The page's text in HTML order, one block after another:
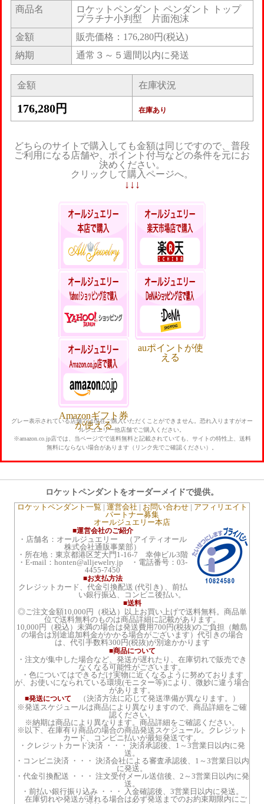
商品名
ロケットペンダント ペンダント トップ
プラチナ小判型 片面泡沫
金額
販売価格：176,280円(税込)
納期
通常３～５週間以内に発送
金額 在庫状況
176,280円 在庫あり
どちらのサイトで購入しても金額は同じですので、普段
ご利用になる店舗や、ポイント付与などの条件を元にお
決めください。
クリックして購入ページへ。
↓↓↓
本店ポイントい
つでも5%還元
楽天ポイントが
貯まる・使える
Yahoo!ポイント
が貯まる・使え
る
auポイントが使
える
Amazonギフト券
が使える
グレー表示されている店舗では現在ご購入いただくことができません。恐れ入りますがオー
ルジュエリー他店舗でご購入ください。
※amazon.co.jp店では、当ページでで送料無料と記載されていても、サイトの特性上、送料
無料にならない場合があります（リンク先でご確認ください）。
ロケットペンダントをオーダーメイドで提供。
ロケットペンダント一覧 | 運営会社 | お問い合わせ| アフィリエイト
パートナー募集
オールジュエリー本店
■運営会社のご紹介
・店舗名：オールジュエリー （アイティオール
株式会社通販事業部）
・所在地：東京都港区芝大門1-16-7 幸伸ビル3階
・E-mail：honten@alljewelry.jp ・電話番号：03-
4455-7450
■お支払方法
クレジットカード、代金引換配送 (代引き) 、前払
い銀行振込、コンビニ後払い。
■送料
◎ご注文金額10,000円（税込）以上お買い上げで送料無料。商品単
位で送料無料のものは商品詳細に記載があります。
10,000円（税込）未満の場合は発送費用700円(税抜)のご負担（離島
の場合は別途追加料金がかかる場合がございます）代引きの場合
は、代引手数料300円(税抜)が別途かかります
■商品について
・注文が集中した場合など、発送が遅れたり、在庫切れで販売でき
なくなる可能性がございます。
・色についてはできるだけ実物に近くなるように努めております
が、お使いになられている環境(モニター等)により、微妙に違う場合
があります。
■発送について （決済方法に応じて発送準備が異なります。）
※発送スケジュールは商品により異なりますので、商品詳細をご確
認ください。
※納期は商品により異なります。商品詳細をご確認ください。
※以下、在庫有り商品の場合の商品発送スケジュール。クレジット
カード、コンビニ払いが最短発送です。
・クレジットカード決済 ・・・ 決済承認後、1～3営業日以内に発
送。
・コンビニ決済 ・・・ 決済会社による審査承認後、1～3営業日以内
に発送。
・代金引換配送 ・・・ 注文受付メール送信後、2～3営業日以内に発
送。
・前払い銀行振り込み ・・・ 入金確認後、3営業日以内に発送。
在庫切れや発送が遅れる場合は必ず発送までのお約束期限内にご